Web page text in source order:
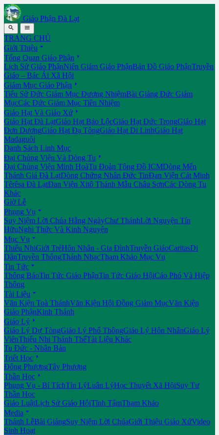
Giáo Phận Đà Lạt
 
TRANG CHỦ
Giới Thiệu 
Tổng Quan Giáo Phận 
Lịch Sử Giáo PhậnNiên Giám Giáo PhậnBản Đồ Giáo PhậnTruyền
Giáo – Bác Ái Xã Hội
Giám Mục Giáo Phận 
Tiểu Sử Đức Giám Mục Đương NhiệmBài Giảng Đức Giám
MụcCác Đức Giám Mục Tiền Nhiệm
Giáo Hạt Và Giáo Xứ 
Giáo Hạt Đà LạtGiáo Hạt Bảo LộcGiáo Hạt Đức TrọngGiáo Hạt
Đơn DươngGiáo Hạt Đạ TôngGiáo Hạt Di LinhGiáo Hạt
Madaguôi
Danh Sách Linh Mục
Đại Chủng Viện Và Dòng Tu 
Đại Chủng Viện Minh HoàTu Đoàn Tông Đồ ICMDòng Mến
Thánh Giá Đà LạtDòng Chứng Nhân Đức TinĐan Viện Cát Minh
Têrêsa Đà LạtĐan Viện Xitô Thánh Mẫu Châu SơnCác Dòng Tu
Khác
Giờ Lễ
Phụng Vụ 
Suy Niệm Lời Chúa Hằng NgàyChư ThánhLời Nguyện Tín
HữuNghi Thức Và Kinh Nguyện
Mục Vụ 
Thiếu NhiGiới TrẻHôn Nhân - Gia ĐìnhTruyền GiáoCaritasDi
DânTruyền ThôngThánh NhạcTham Khảo Mục Vụ
Tin Tức 
Thông BáoTin Tức Giáo PhậnTin Tức Giáo HộiCáo Phó Và Hiệp
Thông
Tài Liệu 
Văn Kiện Toà ThánhVăn Kiện Hội Đồng Giám MụcVăn Kiện
Giáo PhậnKinh Thánh
Giáo Lý 
Giáo Lý Dự TòngGiáo Lý Phổ ThôngGiáo Lý Hôn NhânGiáo Lý
ViênThiếu Nhi Thánh ThểTài Liệu Khác
Tu Đức - Nhân Bản
Triết Học 
Đông PhươngTây Phương
Thần Học 
Phụng Vụ - Bí TíchTín LýLuân LýHọc Thuyết Xã HộiSuy Tư
Thần Học
Giáo LuậtLịch Sử Giáo HộiTĩnh TâmTham Khảo
Media 
Thánh LễBài GiảngSuy Niệm Lời ChúaGiới Thiệu Giáo XứVideo
Sinh Hoạt